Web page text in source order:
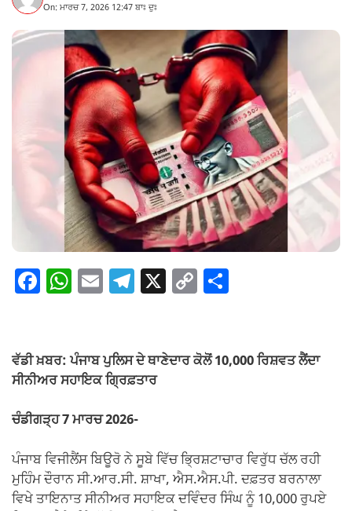
On: ਮਾਰਚ 7, 2026 12:47 ਬਾਃ ਦੁਃ
F
e
b
o
o
k
W
s
A
p
p
E T
gr
a
X C
y e
ਵੱਡੀ ਖ਼ਬਰ: ਪੰਜਾਬ ਪੁਲਿਸ ਦੇ ਥਾਣੇਦਾਰ ਕੋਲੋਂ 10,000 ਰਿਸ਼ਵਤ ਲੈਂਦਾ
ਸੀਨੀਅਰ ਸਹਾਇਕ ਗ੍ਰਿਫ਼ਤਾਰ
ਚੰਡੀਗੜ੍ਹ 7 ਮਾਰਚ 2026-
ਪੰਜਾਬ ਵਿਜੀਲੈਂਸ ਬਿਊਰੋ ਨੇ ਸੂਬੇ ਵਿੱਚ ਭ੍ਰਿਸ਼ਟਾਚਾਰ ਵਿਰੁੱਧ ਚੱਲ ਰਹੀ
ਮੁਹਿੰਮ ਦੌਰਾਨ ਸੀ.ਆਰ.ਸੀ. ਸ਼ਾਖਾ, ਐਸ.ਐਸ.ਪੀ. ਦਫ਼ਤਰ ਬਰਨਾਲਾ
ਵਿਖੇ ਤਾਇਨਾਤ ਸੀਨੀਅਰ ਸਹਾਇਕ ਦਵਿੰਦਰ ਸਿੰਘ ਨੂੰ 10,000 ਰੁਪਏ